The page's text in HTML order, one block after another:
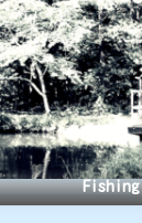
Fishing